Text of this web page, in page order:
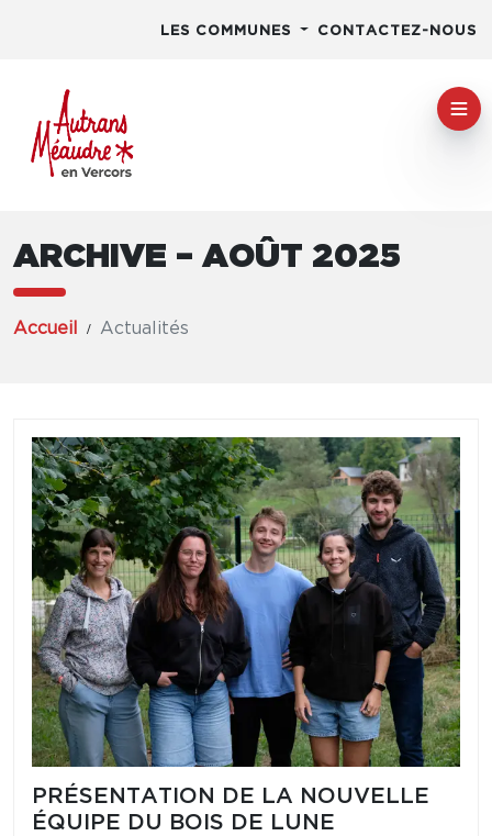
LES COMMUNES CONTACTEZ-NOUS
ARCHIVE – AOÛT 2025
Accueil Actualités
PRÉSENTATION DE LA NOUVELLE
ÉQUIPE DU BOIS DE LUNE